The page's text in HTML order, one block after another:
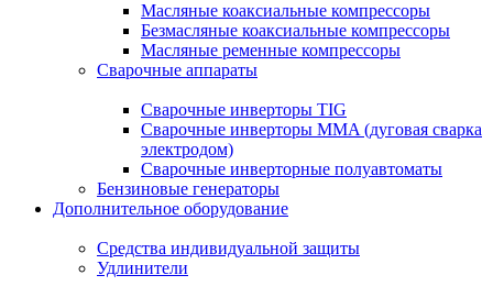
Масляные коаксиальные компрессоры
Безмасляные коаксиальные компрессоры
Масляные ременные компрессоры
Сварочные аппараты
Сварочные инверторы TIG
Сварочные инверторы MMA (дуговая сварка
электродом)
Сварочные инверторные полуавтоматы
Бензиновые генераторы
Дополнительное оборудование
Средства индивидуальной защиты
Удлинители